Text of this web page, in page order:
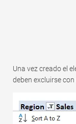
Una vez creado el
deben excluirse